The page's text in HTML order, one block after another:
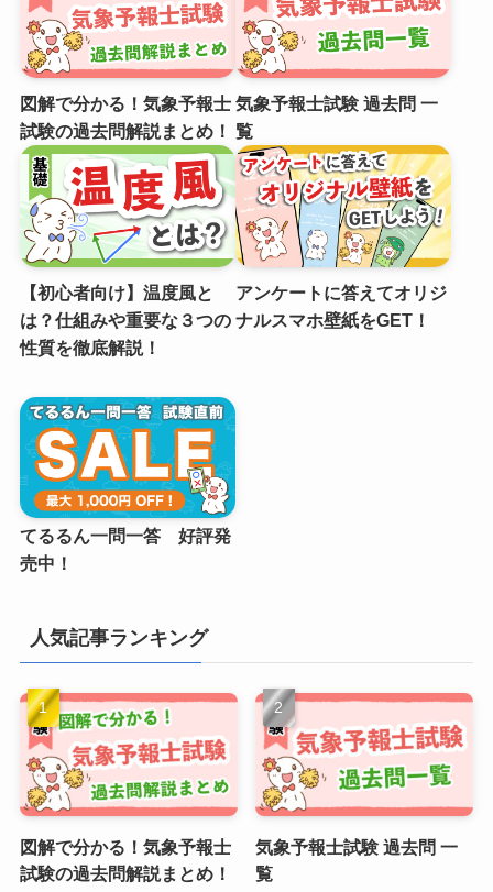
図解で分かる！気象予報士
試験の過去問解説まとめ！
気象予報士試験 過去問 一
覧
【初心者向け】温度風と
は？仕組みや重要な３つの
性質を徹底解説！
アンケートに答えてオリジ
ナルスマホ壁紙をGET！
てるるん一問一答 好評発
売中！
人気記事ランキング
図解で分かる！気象予報士
試験の過去問解説まとめ！
気象予報士試験 過去問 一
覧